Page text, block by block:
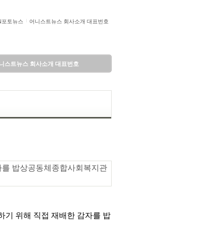
포토뉴스 어니스트뉴스 회사소개 대표번호
스트뉴스 회사소개 대표번호
밥상공동체종합사회복지관
기 위해 직접 재배한 감자를 밥